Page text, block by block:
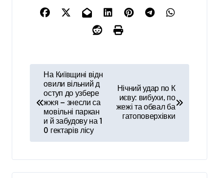
в
ц
На Київщині відн
овили вільний д
оступ до узбере
жжя — знесли са
мовільні паркан
и й забудову на 1
0 гектарів лісу
Нічний удар по К
иєву: вибухи, по
жежі та обвал ба
гатоповерхівки